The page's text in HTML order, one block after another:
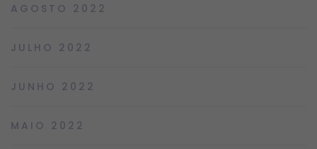
AGOSTO 2022
JULHO 2022
JUNHO 2022
MAIO 2022